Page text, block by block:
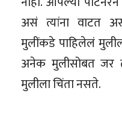
असं त्यांना वाटत
मुलींकडे पाहिलेलं
अनेक मुलीसोबत
मुलीला चिंता नसते.